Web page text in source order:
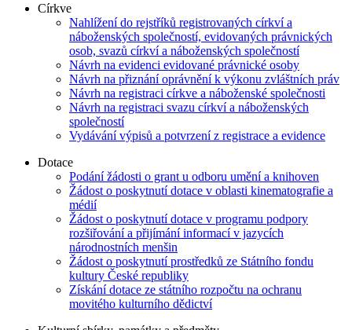
Církve
Nahlížení do rejstříků registrovaných církví a
náboženských společností, evidovaných právnických
osob, svazů církví a náboženských společností
Návrh na evidenci evidované právnické osoby
Návrh na přiznání oprávnění k výkonu zvláštních práv
Návrh na registraci církve a náboženské společnosti
Návrh na registraci svazu církví a náboženských
společností
Vydávání výpisů a potvrzení z registrace a evidence
Dotace
Podání žádosti o grant u odboru umění a knihoven
Žádost o poskytnutí dotace v oblasti kinematografie a
médií
Žádost o poskytnutí dotace v programu podpory
rozšiřování a přijímání informací v jazycích
národnostních menšin
Žádost o poskytnutí prostředků ze Státního fondu
kultury České republiky
Získání dotace ze státního rozpočtu na ochranu
movitého kulturního dědictví